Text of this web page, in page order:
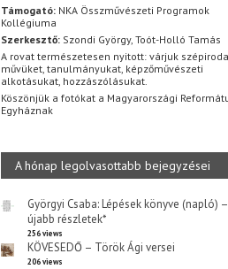
Támogató: NKA Összművészeti Programok
Kollégiuma
Szerkesztő: Szondi György, Toót-Holló Tamás
A rovat természetesen nyitott: várjuk
művüket, tanulmányukat, képzőművészeti
alkotásukat, hozzászólásukat.
Köszönjük a fotókat a Magyarországi
Egyháznak
A hónap legolvasottabb bejegyzései
Györgyi Csaba: Lépések könyve (napló) –
újabb részletek*
256 views
KÖVESEDŐ – Török Ági versei
206 views